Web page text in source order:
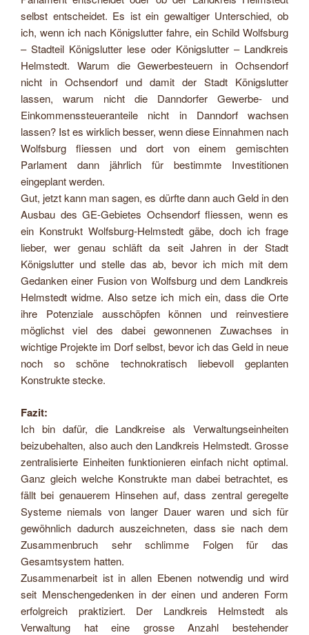
selbst entscheidet. Es ist ein gewaltiger Unterschied, ob
ich, wenn ich nach Königslutter fahre, ein Schild Wolfsburg
– Stadteil Königslutter lese oder Königslutter – Landkreis
Helmstedt. Warum die Gewerbesteuern in Ochsendorf
nicht in Ochsendorf und damit der Stadt Königslutter
lassen, warum nicht die Danndorfer Gewerbe- und
Einkommenssteueranteile nicht in Danndorf wachsen
lassen? Ist es wirklich besser, wenn diese Einnahmen nach
Wolfsburg fliessen und dort von einem gemischten
Parlament dann jährlich für bestimmte Investitionen
eingeplant werden.
Gut, jetzt kann man sagen, es dürfte dann auch Geld in den
Ausbau des GE-Gebietes Ochsendorf fliessen, wenn es
ein Konstrukt Wolfsburg-Helmstedt gäbe, doch ich frage
lieber, wer genau schläft da seit Jahren in der Stadt
Königslutter und stelle das ab, bevor ich mich mit dem
Gedanken einer Fusion von Wolfsburg und dem Landkreis
Helmstedt widme. Also setze ich mich ein, dass die Orte
ihre Potenziale ausschöpfen können und reinvestiere
möglichst viel des dabei gewonnenen Zuwachses in
wichtige Projekte im Dorf selbst, bevor ich das Geld in neue
noch so schöne technokratisch liebevoll geplanten
Konstrukte stecke.
Fazit:
Ich bin dafür, die Landkreise als Verwaltungseinheiten
beizubehalten, also auch den Landkreis Helmstedt. Grosse
zentralisierte Einheiten funktionieren einfach nicht optimal.
Ganz gleich welche Konstrukte man dabei betrachtet, es
fällt bei genauerem Hinsehen auf, dass zentral geregelte
Systeme niemals von langer Dauer waren und sich für
gewöhnlich dadurch auszeichneten, dass sie nach dem
Zusammenbruch sehr schlimme Folgen für das
Gesamtsystem hatten.
Zusammenarbeit ist in allen Ebenen notwendig und wird
seit Menschengedenken in der einen und anderen Form
erfolgreich praktiziert. Der Landkreis Helmstedt als
Verwaltung hat eine grosse Anzahl bestehender